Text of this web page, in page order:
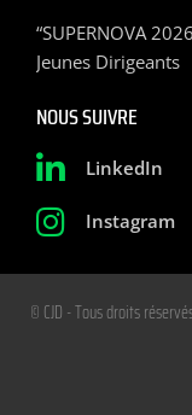
“SUPERNOVA
Jeunes Dirigeants
NOUS SUIVRE
LinkedIn
Instagram
© CJD - Tous droits